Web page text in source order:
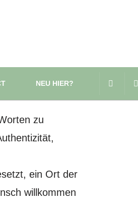
NEU HIER?
zu
ein Ort der
willkommen